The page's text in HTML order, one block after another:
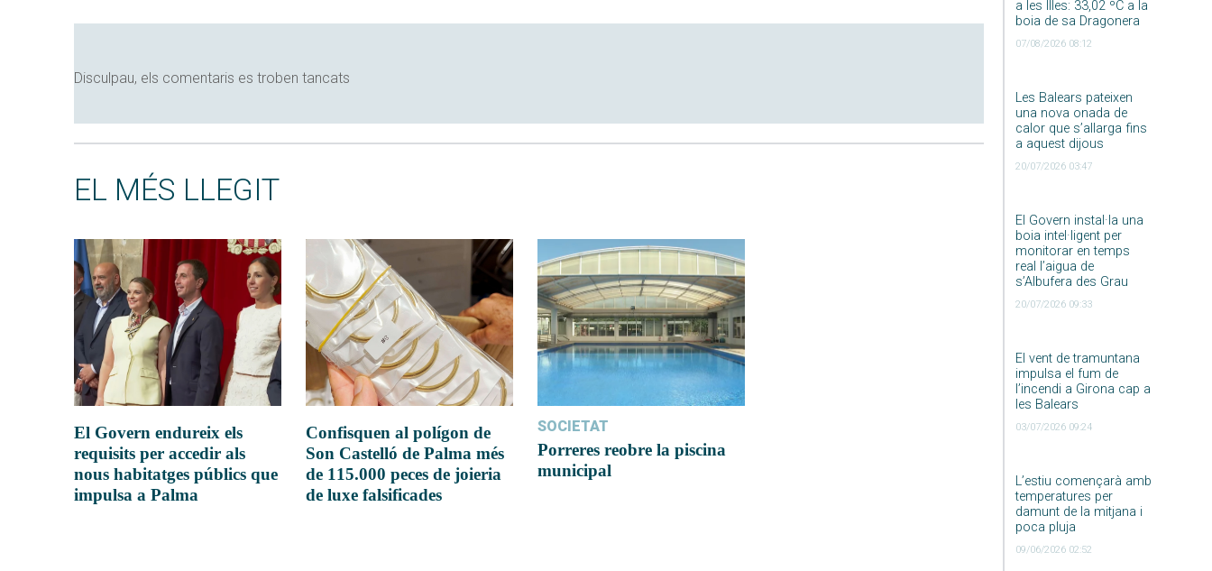
a les Illes: 33,02 ºC a la
boia de sa Dragonera
07/08/2026 08:12
Les Balears pateixen
una nova onada de
calor que s’allarga fins
a aquest dijous
20/07/2026 03:47
El Govern instal·la una
boia intel·ligent per
monitorar en temps
real l’aigua de
s’Albufera des Grau
20/07/2026 09:33
El vent de tramuntana
impulsa el fum de
l’incendi a Girona cap a
les Balears
03/07/2026 09:24
L’estiu començarà amb
temperatures per
damunt de la mitjana i
poca pluja
09/06/2026 02:52
Disculpau, els comentaris es troben tancats
EL MÉS LLEGIT
El Govern endureix els
requisits per accedir als
nous habitatges públics que
impulsa a Palma
Confisquen al polígon de
Son Castelló de Palma més
de 115.000 peces de joieria
de luxe falsificades
SOCIETAT
Porreres reobre la piscina
municipal